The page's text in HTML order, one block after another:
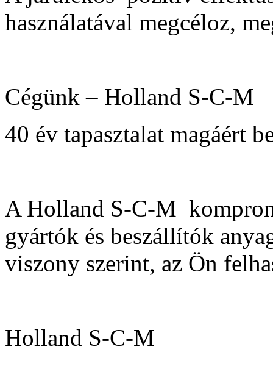
használatával megcéloz,
Cégünk – Holland S-C-M
40 év tapasztalat magáért
A Holland S-C-M
gyártók és beszállítók
viszony szerint, az Ön
Holland S-C-M